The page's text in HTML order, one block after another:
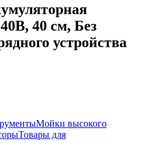
40 см, Без
устройства
Мойки высокого
Товары для